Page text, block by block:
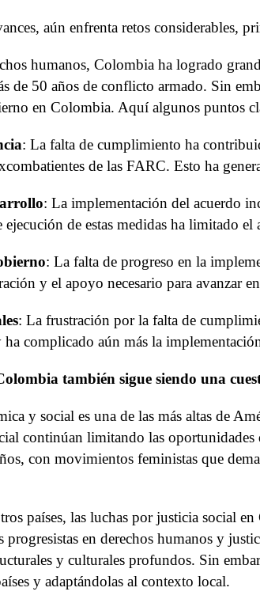
aún enfrenta retos considerables,
humanos, Colombia ha logrado
de 50 años de conflicto armado. Sin
en Colombia. Aquí algunos puntos
: La falta de cumplimiento ha
de las FARC. Esto ha
: La implementación del acuerdo
de estas medidas ha limitado el
: La falta de progreso en la
y el apoyo necesario para avanzar
: La frustración por la falta de
ha complicado aún más la
también sigue siendo una
y social es una de las más altas de
continúan limitando las
con movimientos feministas que
países, las luchas por justicia social
en derechos humanos y
y culturales profundos. Sin
y adaptándolas al contexto local.